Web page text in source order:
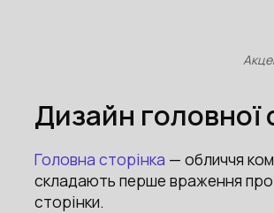
Дизайн головної
Головна сторінка — обличчя
складають перше враження про
сторінки.